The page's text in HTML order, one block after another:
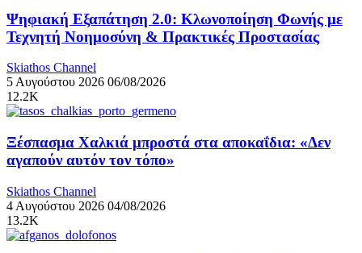
Ψηφιακή Εξαπάτηση 2.0: Κλωνοποίηση Φωνής με
Τεχνητή Νοημοσύνη & Πρακτικές Προστασίας
Skiathos Channel
5 Αυγούστου 2026 06/08/2026
12.2K
Ξέσπασμα Χαλκιά μπροστά στα αποκαΐδια: «Δεν
αγαπούν αυτόν τον τόπο»
Skiathos Channel
4 Αυγούστου 2026 04/08/2026
13.2K